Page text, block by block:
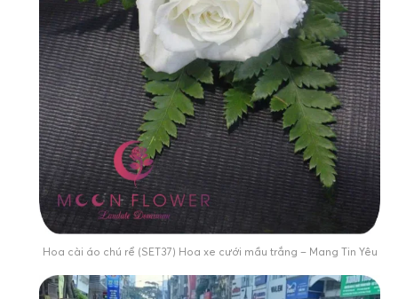
Hoa cài áo chú rể (SET37) Hoa xe cưới mầu trắng – Mang Tin Yêu